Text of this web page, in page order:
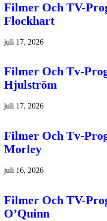
Filmer Och TV-
Flockhart
juli 17, 2026
Filmer Och Tv-
Hjulström
juli 17, 2026
Filmer Och Tv-
Morley
juli 16, 2026
Filmer Och TV-
O’Quinn